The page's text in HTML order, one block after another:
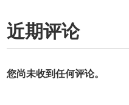
近期评论
您尚未收到任何评论。